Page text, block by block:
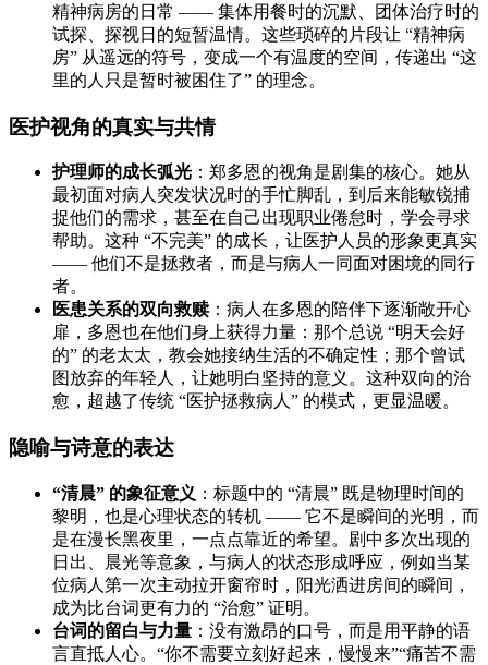
精神病房的日常 —— 集体用餐时的沉默、团体治疗时的
试探、探视日的短暂温情。这些琐碎的片段让 “精神病
房” 从遥远的符号，变成一个有温度的空间，传递出 “这
里的人只是暂时被困住了” 的理念。
医护视角的真实与共情
护理师的成长弧光 ：郑多恩的视角是剧集的核心。她从
最初面对病人突发状况时的手忙脚乱，到后来能敏锐捕
捉他们的需求，甚至在自己出现职业倦怠时，学会寻求
帮助。这种 “不完美” 的成长，让医护人员的形象更真实
—— 他们不是拯救者，而是与病人一同面对困境的同行
者。
医患关系的双向救赎：病人在多恩的陪伴下逐渐敞开心
扉，多恩也在他们身上获得力量：那个总说 “明天会好
的” 的老太太，教会她接纳生活的不确定性；那个曾试
图放弃的年轻人，让她明白坚持的意义。这种双向的治
愈，超越了传统 “医护拯救病人” 的模式，更显温暖。
隐喻与诗意的表达
“清晨” 的象征意义 ：标题中的 “清晨” 既是物理时间的
黎明，也是心理状态的转机 —— 它不是瞬间的光明，而
是在漫长黑夜里，一点点靠近的希望。剧中多次出现的
日出、晨光等意象，与病人的状态形成呼应，例如当某
位病人第一次主动拉开窗帘时，阳光洒进房间的瞬间，
成为比台词更有力的 “治愈” 证明。
台词的留白与力量 ：没有激昂的口号，而是用平静的语
言直抵人心。“你不需要立刻好起来，慢慢来”“痛苦不需